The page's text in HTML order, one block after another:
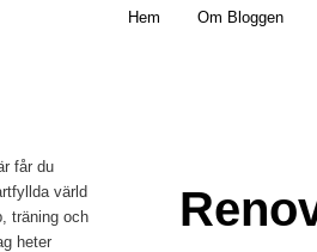
märkbart obekväm
Hem Om Bloggen
får du
värld
träning och
heter